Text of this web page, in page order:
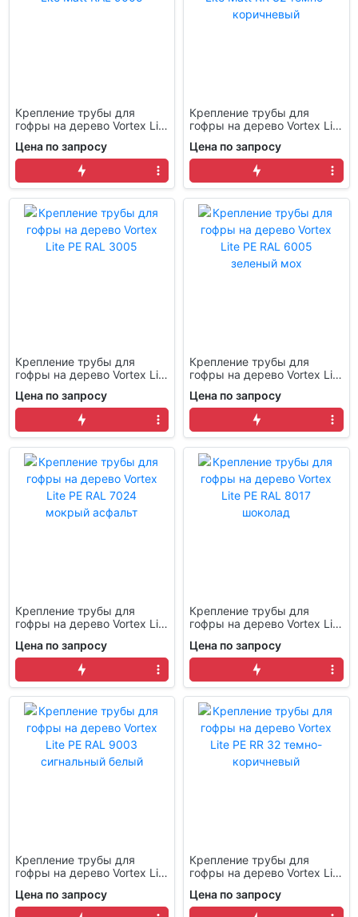
Крепление трубы для
гофры на дерево Vortex Lite
Цена по запросу
Крепление трубы для
гофры на дерево Vortex Lite
коричневый
Цена по запросу
Крепление трубы для
гофры на дерево Vortex Lite
Цена по запросу
Крепление трубы для
гофры на дерево Vortex Lite
Цена по запросу
Крепление трубы для
гофры на дерево Vortex Lite
асфальт
Цена по запросу
Крепление трубы для
гофры на дерево Vortex Lite
Цена по запросу
Крепление трубы для
гофры на дерево Vortex Lite
белый
Цена по запросу
Крепление трубы для
гофры на дерево Vortex Lite
коричневый
Цена по запросу